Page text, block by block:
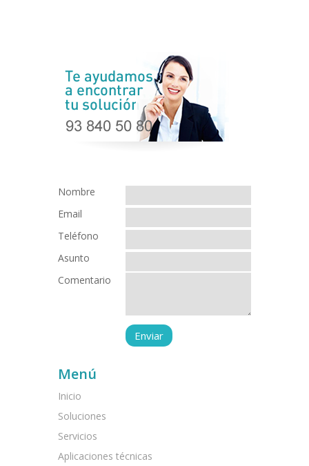
Nombre
Email
Teléfono
Asunto
Comentario
Menú
Inicio
Soluciones
Servicios
Aplicaciones técnicas